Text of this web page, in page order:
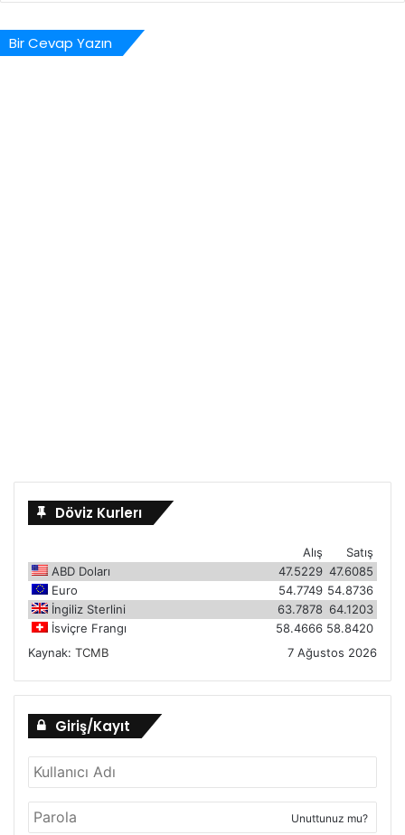
Bir Cevap Yazın
Döviz Kurlerı
Satış
Alış
ABD Doları
47.6085
47.5229
Euro
54.8736
54.7749
İngiliz Sterlini
64.1203
63.7878
İsviçre Frangı
58.8420
58.4666
Kaynak: TCMB 7 Ağustos 2026
Giriş/Kayıt
Unuttunuz mu?